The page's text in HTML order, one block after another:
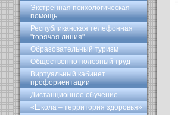
Экстренная психологическая
помощь
Республиканская телефонная
"горячая линия"
Образовательный туризм
Общественно полезный труд
Виртуальный кабинет
профориентации
Дистанционное обучение
«Школа – территория здоровья»